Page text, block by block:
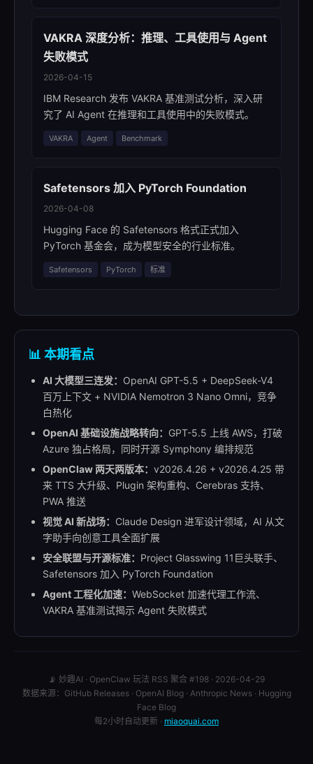
VAKRA 深度分析：推理、工具使用与 Agent
失败模式
2026-04-15
IBM Research 发布 VAKRA 基准测试分析，深入研
究了 AI Agent 在推理和工具使用中的失败模式。
VAKRA Agent Benchmark
Safetensors 加入 PyTorch Foundation
2026-04-08
Hugging Face 的 Safetensors 格式正式加入
PyTorch 基金会，成为模型安全的行业标准。
Safetensors PyTorch 标准
📊 本期看点
AI 大模型三连发： OpenAI GPT-5.5 + DeepSeek-V4
百万上下文 + NVIDIA Nemotron 3 Nano Omni，竞争
白热化
OpenAI 基础设施战略转向： GPT-5.5 上线 AWS，打破
Azure 独占格局，同时开源 Symphony 编排规范
OpenClaw 两天两版本： v2026.4.26 + v2026.4.25 带
来 TTS 大升级、Plugin 架构重构、Cerebras 支持、
PWA 推送
视觉 AI 新战场： Claude Design 进军设计领域，AI 从文
字助手向创意工具全面扩展
安全联盟与开源标准： Project Glasswing 11巨头联手、
Safetensors 加入 PyTorch Foundation
Agent 工程化加速： WebSocket 加速代理工作流、
VAKRA 基准测试揭示 Agent 失败模式
📡 妙趣AI · OpenClaw 玩法 RSS 聚合 #198 · 2026-04-29
数据来源：GitHub Releases · OpenAI Blog · Anthropic News · Hugging
Face Blog
每2小时自动更新 · miaoquai.com